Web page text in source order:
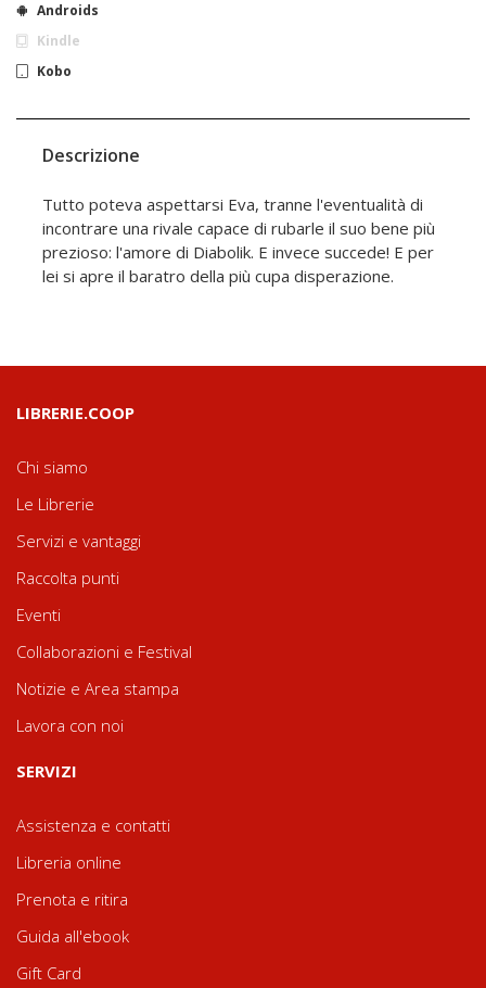
Androids
Kindle
Kobo
Descrizione
Tutto poteva aspettarsi Eva, tranne l'eventualità di
incontrare una rivale capace di rubarle il suo bene più
prezioso: l'amore di Diabolik. E invece succede! E per
lei si apre il baratro della più cupa disperazione.
LIBRERIE.COOP
Chi siamo
Le Librerie
Servizi e vantaggi
Raccolta punti
Eventi
Collaborazioni e Festival
Notizie e Area stampa
Lavora con noi
SERVIZI
Assistenza e contatti
Libreria online
Prenota e ritira
Guida all'ebook
Gift Card